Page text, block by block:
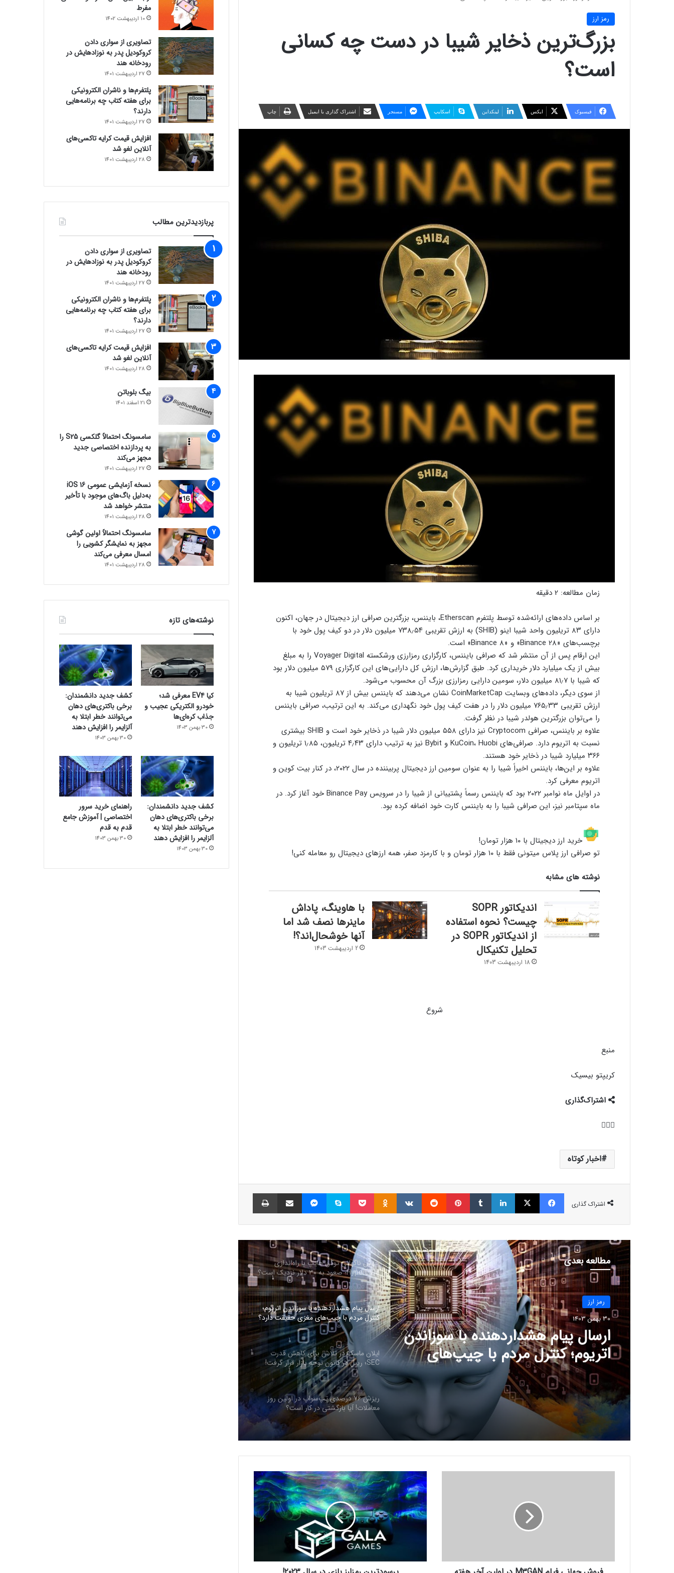
رمز ارز
بزرگ‌ترین ذخایر شیبا در دست چه کسانی
است؟
فیسبوک ایکس لینکداین اسکایپ مسنجر اشتراک گذاری با ایمیل چاپ
زمان مطالعه: 2 دقیقه
بر اساس داده‌های ارائه‌شده توسط پلتفرم Etherscan، بایننس، بزرگترین صرافی ارز دیجیتال در جهان، اکنون
دارای ۸۳ تریلیون واحد شیبا اینو (SHIB) به ارزش تقریبی ۷۳۸٫۵۴ میلیون دلار در دو کیف پول خود با
برچسب‌های «Binance 28» و «Binance 8» است.
این ارقام پس از آن منتشر شد که صرافی بایننس، کارگزاری رمزارزی ورشکسته Voyager Digital را به مبلغ
بیش از یک میلیارد دلار خریداری کرد. طبق گزارش‌ها، ارزش کل دارایی‌های این کارگزاری ۵۷۹ میلیون دلار بود
که شیبا با ۸۱٫۷ میلیون دلار، سومین دارایی رمزارزی بزرگ آن محسوب می‌شود.
از سوی دیگر، داده‌های وبسایت CoinMarketCap نشان می‌دهند که بایننس بیش از ۸۷ تریلیون شیبا به
ارزش تقریبی ۷۶۵٫۳۳ میلیون دلار را در هفت کیف پول خود نگهداری می‌کند. به این ترتیب، صرافی بایننس
را می‌توان بزرگترین هولدر شیبا در نظر گرفت.
علاوه بر بایننس، صرافی Cryptocom نیز دارای ۵۵۸ میلیون دلار شیبا در ذخایر خود است و SHIB بیشتری
نسبت به اتریوم دارد. صرافی‌های KuCoin، Huobi و Bybit نیز به ترتیب دارای ۴٫۴۳ تریلیون، ۱٫۸۵ تریلیون و
۳۶۶ میلیارد شیبا در ذخایر خود هستند.
علاوه بر این‌ها، بایننس اخیراً شیبا را به عنوان سومین ارز دیجیتال پربیننده در سال ۲۰۲۲، در کنار بیت کوین و
اتریوم معرفی کرد.
در اوایل ماه نوامبر ۲۰۲۲ بود که بایننس رسماً پشتیبانی از شیبا را در سرویس Binance Pay خود آغاز کرد. در
ماه سپتامبر نیز، این صرافی شیبا را به بایننس کارت خود اضافه کرده بود.
خرید ارز دیجیتال با ۱۰ هزار تومان!
تو صرافی ارز پلاس میتونی فقط با ۱۰ هزار تومان و با کارمزد صفر، همه ارزهای دیجیتال رو معامله کنی!
نوشته های مشابه
اندیکاتور SOPR
چیست؟ نحوه استفاده
از اندیکاتور SOPR در
تحلیل تکنیکال
18 اردیبهشت 1403
با هاوینگ، پاداش
ماینرها نصف شد اما
آنها خوشحال‌اند؟!
2 اردیبهشت 1403
شروع
منبع
کریپتو بیسیک
اشتراک‌گذاری
اخبار کوتاه
اشتراک گذاری
فیسبوک ایکس لینکداین تامبلر پینتریست Reddit
VKontakte
Odnoklassniki پاکت اسکایپ مسنجر اشتراک گذاری با ایمیل
مطالعه بعدی
رمز ارز
30 بهمن 1403
ارسال پیام هشداردهنده با سوزاندن
اتریوم؛ کنترل مردم با چیپ‌های
مغزی حقیقت دارد؟
ارسال پیام هشداردهنده با سوزاندن اتریوم؛
ایلان ماسک در تلاش‌ برای کاهش قدرت
SEC؛ ریپل در کانون توجه بازار قرار گرفت!
ریزش ۷۶ درصدی تپ‌سواپ در اولین روز
میلیون دلار از دست داد!
قیمت همه را غافلگیر خواهد کرد!
جهش ناگهانی توکن هایپ با راه‌اندازی
HyperEVM؛ صعود به ۳۰ دلار نزدیک است؟
ارسال پیام هشداردهنده با سوزاندن اتریوم؛
کنترل مردم با چیپ‌های مغزی حقیقت دارد؟
ایلان ماسک در تلاش‌ برای کاهش قدرت
SEC؛ ریپل در کانون توجه بازار قرار گرفت!
ریزش ۷۶ درصدی تپ‌سواپ در اولین روز
معاملات! آیا بازگشتی در کار است؟
درخواست ایلان ماسک برای بررسی فورت
ناکس؛ بحران طلا به سود بیت‌کوین تمام
سرمایه‌گذاران سازمانی در حال انباشت کاردانو!
نشانه‌ای از تغییر روند قیمت ADA؟
شمارش معکوس برای راه‌اندازی پای نتورک؛
پیش‌بینی‌ها درباره قیمت PI چه می‌گویند؟
ی
پ
ر
س
و
د
ن
مفرط
10 اردیبهشت 1402
تصاویری از سواری دادن
کروکودیل پدر به نوزادهایش در
رودخانه هند
27 اردیبهشت 1401
پلتفرم‌ها و ناشران الکترونیکی
برای هفته کتاب چه برنامه‌هایی
دارند؟
27 اردیبهشت 1401
افزایش قیمت کرایه تاکسی‌های
آنلاین لغو شد
28 اردیبهشت 1401
پربازدیدترین مطالب
تصاویری از سواری دادن
کروکودیل پدر به نوزادهایش در
رودخانه هند
27 اردیبهشت 1401
پلتفرم‌ها و ناشران الکترونیکی
برای هفته کتاب چه برنامه‌هایی
دارند؟
27 اردیبهشت 1401
افزایش قیمت کرایه تاکسی‌های
آنلاین لغو شد
28 اردیبهشت 1401
بیگ بلوباتن
21 اسفند 1401
سامسونگ احتمالاً گلکسی S25 را
به پردازنده اختصاصی جدید
مجهز می‌کند
27 اردیبهشت 1401
نسخه آزمایشی عمومی iOS 16
به‌دلیل باگ‌های موجود با تأخیر
منتشر خواهد شد
28 اردیبهشت 1401
سامسونگ احتمالاً اولین گوشی
مجهز به نمایشگر کشویی را
امسال معرفی می‌کند
28 اردیبهشت 1401
نوشته‌های تازه
کیا EV4 معرفی شد؛
خودرو الکتریکی عجیب و
جذاب کره‌ای‌ها
30 بهمن 1403
کشف جدید دانشمندان:
برخی باکتری‌های دهان
می‌توانند خطر ابتلا به
آلزایمر را افزایش دهند
30 بهمن 1403
کشف جدید دانشمندان:
برخی باکتری‌های دهان
می‌توانند خطر ابتلا به
آلزایمر را افزایش دهند
30 بهمن 1403
راهنمای خرید سرور
اختصاصی | آموزش جامع
قدم به قدم
30 بهمن 1403